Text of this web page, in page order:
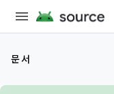
문서